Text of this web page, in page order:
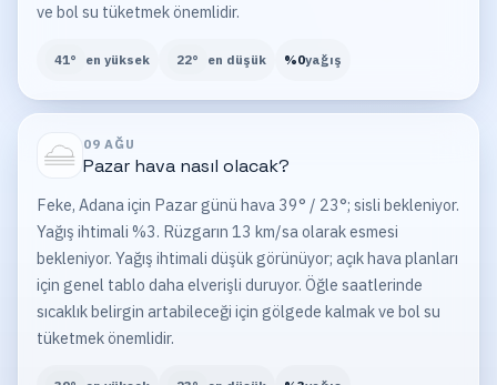
ve bol su tüketmek önemlidir.
41° en yüksek 22° en düşük %0yağış
09 AĞU
Pazarhava nasıl olacak?
Feke, Adana için Pazar günü hava 39° / 23°; sisli bekleniyor.
Yağış ihtimali %3. Rüzgarın 13 km/sa olarak esmesi
bekleniyor. Yağış ihtimali düşük görünüyor; açık hava planları
için genel tablo daha elverişli duruyor. Öğle saatlerinde
sıcaklık belirgin artabileceği için gölgede kalmak ve bol su
tüketmek önemlidir.